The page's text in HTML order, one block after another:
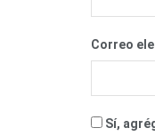
Correo
Sí,